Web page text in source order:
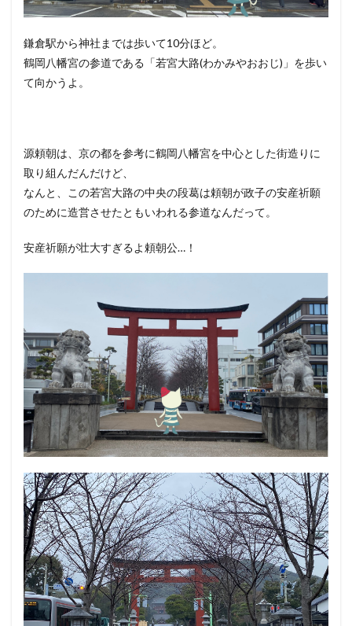
鎌倉駅から神社までは歩いて10分ほど。
鶴岡八幡宮の参道である「若宮大路(わかみやおおじ)」を歩い
て向かうよ。
源頼朝は、京の都を参考に鶴岡八幡宮を中心とした街造りに
取り組んだんだけど、
なんと、この若宮大路の中央の段葛は頼朝が政子の安産祈願
のために造営させたともいわれる参道なんだって。
安産祈願が壮大すぎるよ頼朝公…！